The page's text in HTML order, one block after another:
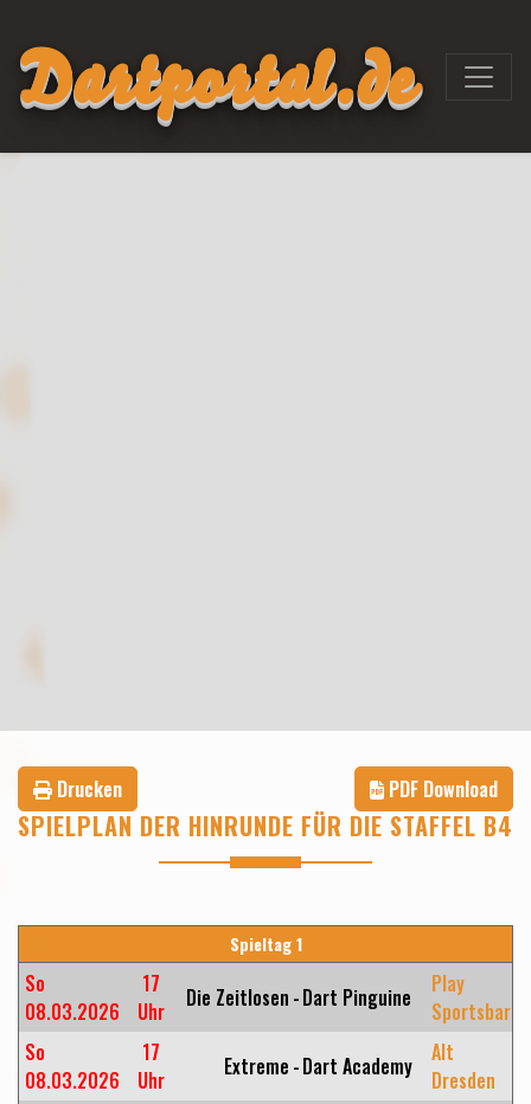
Dartportal.de
Drucken PDF Download
SPIELPLAN DER HINRUNDE FÜR DIE STAFFEL B4
Spieltag 1
So
08.03.2026
17
Uhr
Die Zeitlosen -Dart Pinguine
Play
Sportsbar
So
08.03.2026
17
Uhr
Extreme -Dart Academy
Alt
Dresden